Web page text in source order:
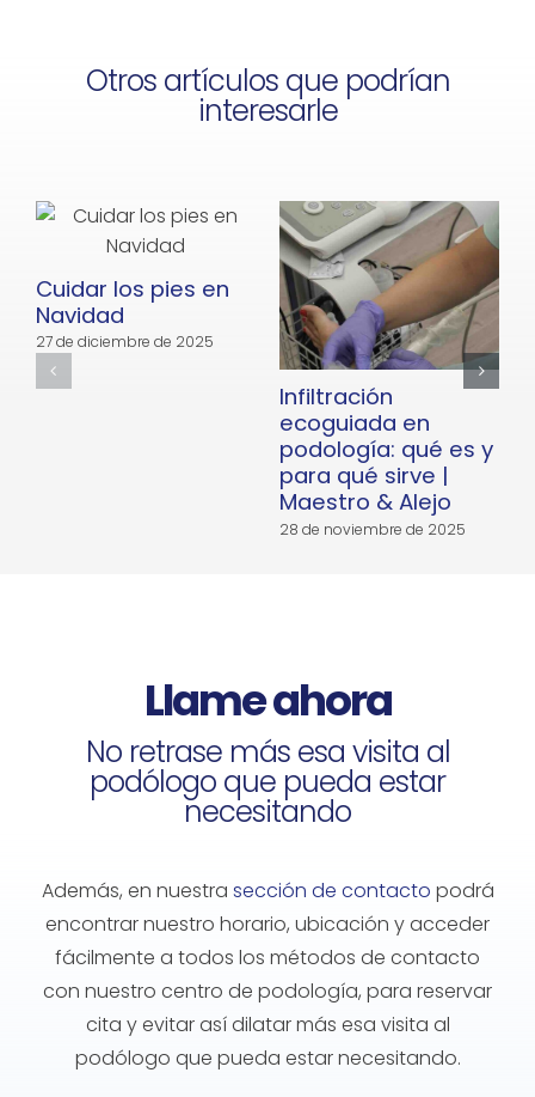
Otros artículos que podrían
interesarle
Cuidar los pies en
Navidad
27 de diciembre de 2025
Infiltración
ecoguiada en
podología: qué es y
para qué sirve |
Maestro & Alejo
28 de noviembre de 2025
Llame ahora
No retrase más esa visita al
podólogo que pueda estar
necesitando
Además, en nuestra sección de contacto podrá
encontrar nuestro horario, ubicación y acceder
fácilmente a todos los métodos de contacto
con nuestro centro de podología, para reservar
cita y evitar así dilatar más esa visita al
podólogo que pueda estar necesitando.